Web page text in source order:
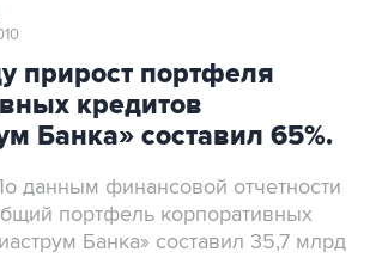
прирост портфеля
кредитов
Банка» составил 65%.
данным финансовой отчетности
портфель корпоративных
Банка» составил 35,7 млрд